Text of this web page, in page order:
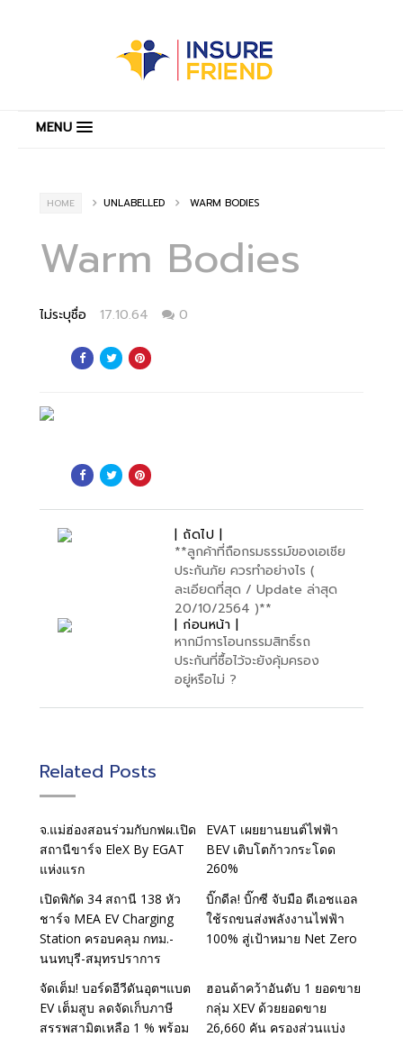
MENU
HOME UNLABELLED WARM BODIES
Warm Bodies
ไม่ระบุชื่อ 17.10.64 0
| ถัดไป |
**ลูกค้าที่ถือกรมธรรม์ของเอเชีย
ประกันภัย ควรทำอย่างไร (
ละเอียดที่สุด / Update ล่าสุด
20/10/2564 )**
| ก่อนหน้า |
หากมีการโอนกรรมสิทธิ์รถ
ประกันที่ซื้อไว้จะยังคุ้มครอง
อยู่หรือไม่ ?
Related Posts
จ.แม่ฮ่องสอนร่วมกับกฟผ.เปิด
สถานีขาร์จ EleX By EGAT
แห่งแรก
EVAT เผยยานยนต์ไฟฟ้า
BEV เติบโตก้าวกระโดด
260%
เปิดพิกัด 34 สถานี 138 หัว
ชาร์จ MEA EV Charging
Station ครอบคลุม กทม.-
นนทบุรี-สมุทรปราการ
บิ๊กดีล! บิ๊กซี จับมือ ดีเอชแอล
ใช้รถขนส่งพลังงานไฟฟ้า
100% สู่เป้าหมาย Net Zero
จัดเต็ม! บอร์ดอีวีดันอุตฯแบต
EV เต็มสูบ ลดจัดเก็บภาษี
สรรพสามิตเหลือ 1 % พร้อม
ฮอนด้าคว้าอันดับ 1 ยอดขาย
กลุ่ม XEV ด้วยยอดขาย
26,660 คัน ครองส่วนแบ่ง